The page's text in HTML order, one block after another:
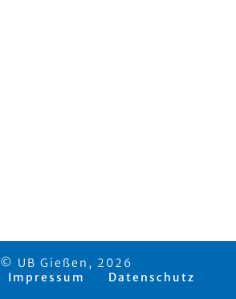
© UB Gießen, 2026
Impressum
Datenschutz